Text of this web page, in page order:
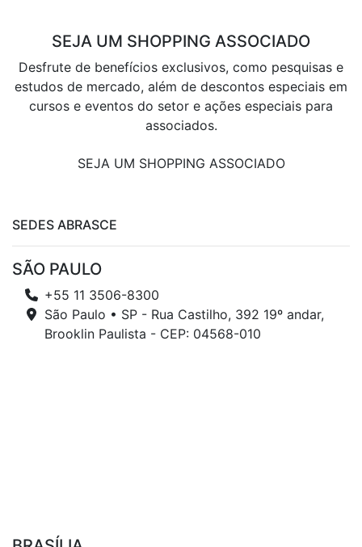
SEJA UM SHOPPING ASSOCIADO
Desfrute de benefícios exclusivos, como pesquisas e
estudos de mercado, além de descontos especiais em
cursos e eventos do setor e ações especiais para
associados.
SEJA UM SHOPPING ASSOCIADO
SEDES ABRASCE
SÃO PAULO
+55 11 3506-8300
São Paulo • SP - Rua Castilho, 392 19º andar,
Brooklin Paulista - CEP: 04568-010